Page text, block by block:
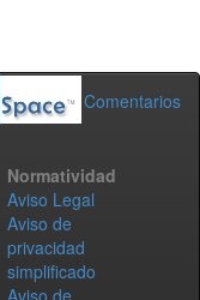
Comentarios
Normatividad
Aviso Legal
Aviso de
privacidad
simplificado
Aviso de